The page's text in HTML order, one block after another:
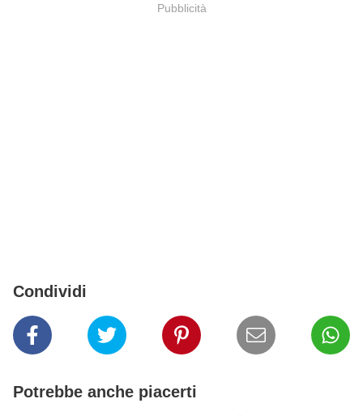
Pubblicità
Condividi
Potrebbe anche piacerti